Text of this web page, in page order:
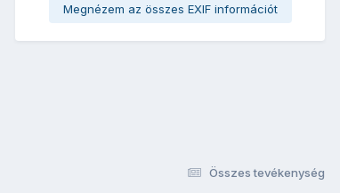
Megnézem az összes EXIF információt
Összes tevékenység